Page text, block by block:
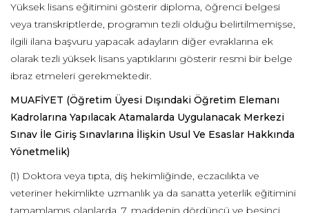
Yüksek lisans eğitimini gösterir diploma, öğrenci belgesi
veya transkriptlerde, programın tezli olduğu belirtilmemişse,
ilgili ilana başvuru yapacak adayların diğer evraklarına ek
olarak tezli yüksek lisans yaptıklarını gösterir resmi bir belge
ibraz etmeleri gerekmektedir.
MUAFİYET (Öğretim Üyesi Dışındaki Öğretim Elemanı
Kadrolarına Yapılacak Atamalarda Uygulanacak Merkezi
Sınav İle Giriş Sınavlarına İlişkin Usul Ve Esaslar Hakkında
Yönetmelik)
(1) Doktora veya tıpta, diş hekimliğinde, eczacılıkta ve
veteriner hekimlikte uzmanlık ya da sanatta yeterlik eğitimini
tamamlamış olanlarda, 7. maddenin dördüncü ve beşinci